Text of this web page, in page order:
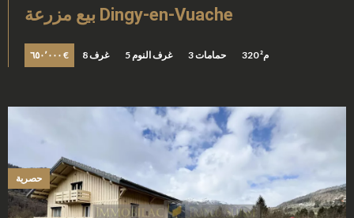
بيع مزرعة Dingy-en-Vuache
٦٥٠٬٠٠٠ € 8 غرف 5 غرف النوم 3 حمامات 320 م²
حصرية